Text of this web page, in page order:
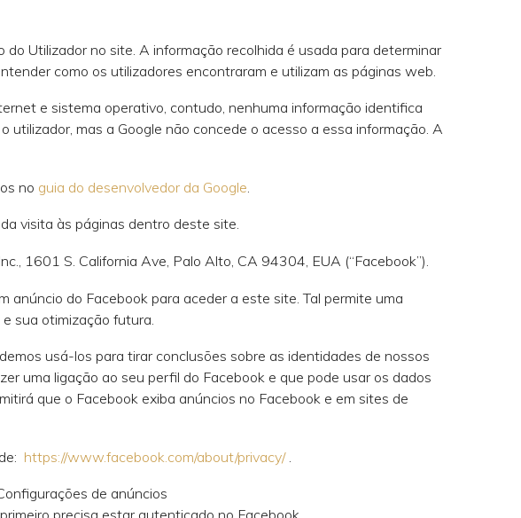
Utilizador no site. A informação recolhida é usada para determinar
como os utilizadores encontraram e utilizam as páginas web.
e sistema operativo, contudo, nenhuma informação identifica
mas a Google não concede o acesso a essa informação. A
no guia do desenvolvedor da Google
visita às páginas dentro deste site.
1601 S. California Ave, Palo Alto, CA 94304, EUA (“Facebook”).
do Facebook para aceder a este site. Tal permite uma
sua otimização futura.
usá-los para tirar conclusões sobre as identidades de nossos
uma ligação ao seu perfil do Facebook e que pode usar os dados
que o Facebook exiba anúncios no Facebook e em sites de
https://www.facebook.com/about/privacy/.
de anúncios